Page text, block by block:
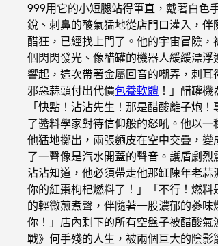
999用它的小短腿站得筆直，戴著白色
銳、刺鼻的酸氣猛地從店門口灌入，
醋狂，已經找上門了。他的宇宙冒險
個閃閃發光、像醋罐的機器人緩緩漂
響起，這次帶著金屬回音的嘲弄，刺
邪惡蒜頭付出代價包養軟體 ！」醋罐
「快點！沾沾先生！那是醋酸離子炮
了醬料學家對待信仰般的怒吼。他以
他猛地擲出，兩張麵皮在空中交疊，
了一聲像是汽水開蓋的聲音。護盾劇
沾沾知道，他必須帶走他那缸陳年老
你的紅棗枸杞燃料了！」「不行！燃
的輕微煎煮聲，伴隨著一股濃郁的蔘
你！」店內剩下的所有空盤子被醋酸
戰》何手殘的人生，被兩個巨大的陰